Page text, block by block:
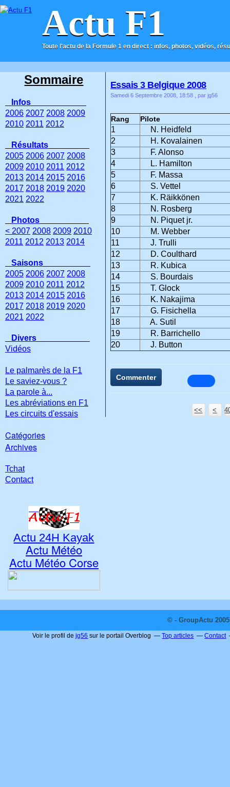
Actu F1
Toute l'actu de la Formule 1 en direct : infos, photos, vidéos,
ACCUEIL CONTACT
Essais 3 Belgique 2008
Samedi 6 Septembre 2008, 18:58 , par jg56
Rang Pilote
1
N. Heidfeld
2
H. Kovalainen
3
F. Alonso
4
L. Hamilton
5
F. Massa
6
S. Vettel
7
K. Räikkönen
8
N. Rosberg
9
N. Piquet jr.
10
M. Webber
11
J. Trulli
12
D. Coulthard
13
R. Kubica
14
S. Bourdais
15
T. Glock
16
K. Nakajima
17
G. Fisichella
18
A. Sutil
19
R. Barrichello
20
J. Button
Commenter
<< <
Sommaire
Infos
2006 2007 2008 2009
2010 2011 2012
Résultats
2005 2006 2007 2008
2009 2010 2011 2012
2013 2014 2015 2016
2017 2018 2019 2020
2021 2022
Photos
< 2007 2008 2009 2010
2011 2012 2013 2014
Saisons
2005 2006 2007 2008
2009 2010 2011 2012
2013 2014 2015 2016
2017 2018 2019 2020
2021 2022
Divers
Vidéos
Le palmarès de la F1
Le saviez-vous ?
La parole à...
Les abréviations en F1
Les circuits d'essais
Catégories
Archives
Tchat
Contact
Actu 24H Kayak
Actu Météo
Actu Météo Corse
© - GroupActu
Voir le profil dejg56 sur le portail Overblog Top articles Contact